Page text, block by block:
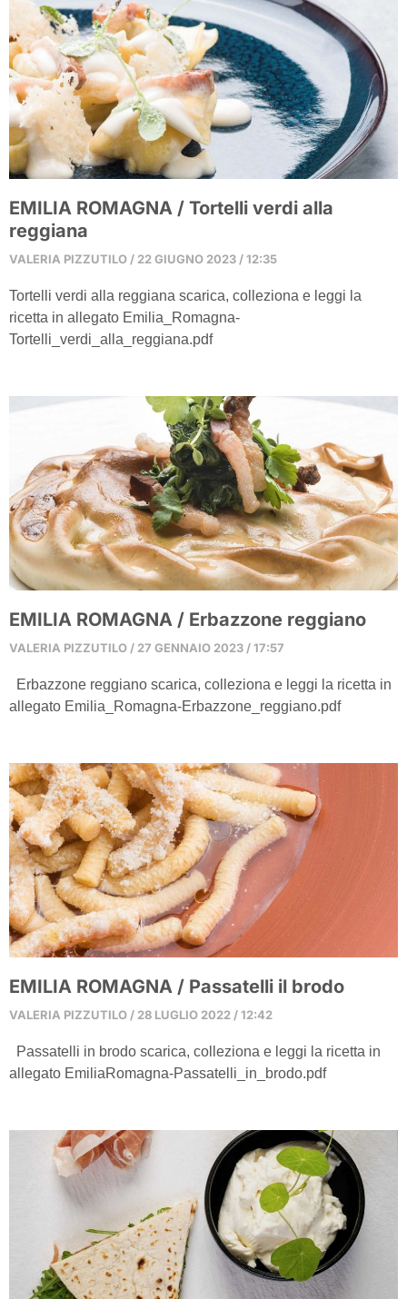
EMILIA ROMAGNA / Tortelli verdi alla
reggiana
VALERIA PIZZUTILO 22 GIUGNO 2023 12:35
Tortelli verdi alla reggiana scarica, colleziona e leggi la
ricetta in allegato Emilia_Romagna-
Tortelli_verdi_alla_reggiana.pdf
EMILIA ROMAGNA / Erbazzone reggiano
VALERIA PIZZUTILO 27 GENNAIO 2023 17:57
Erbazzone reggiano scarica, colleziona e leggi la ricetta in
allegato Emilia_Romagna-Erbazzone_reggiano.pdf
EMILIA ROMAGNA / Passatelli il brodo
VALERIA PIZZUTILO 28 LUGLIO 2022 12:42
Passatelli in brodo scarica, colleziona e leggi la ricetta in
allegato EmiliaRomagna-Passatelli_in_brodo.pdf